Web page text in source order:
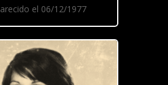
el 06/12/1977